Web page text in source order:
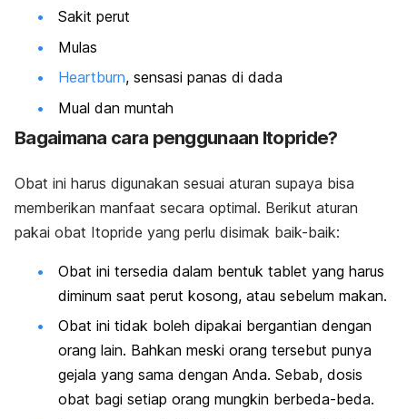
Sakit perut
Mulas
Heartburn, sensasi panas di dada
Mual dan muntah
Bagaimana cara penggunaan Itopride?
Obat ini harus digunakan sesuai aturan supaya bisa
memberikan manfaat secara optimal. Berikut aturan
pakai obat Itopride yang perlu disimak baik-baik:
Obat ini tersedia dalam bentuk tablet yang harus
diminum saat perut kosong, atau sebelum makan.
Obat ini tidak boleh dipakai bergantian dengan
orang lain. Bahkan meski orang tersebut punya
gejala yang sama dengan Anda. Sebab, dosis
obat bagi setiap orang mungkin berbeda-beda.